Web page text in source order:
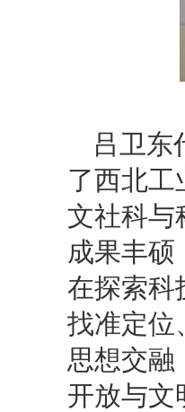
吕卫东
了西北工
文社科与
成果丰硕
在探索科
找准定位
思想交融
开放与文